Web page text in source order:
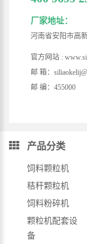
厂家地址：
河南省安阳市高
官方网站 :
邮 箱：
邮 编：455000
产品分类
饲料颗粒机
秸秆颗粒机
饲料粉碎机
颗粒机配套设
备